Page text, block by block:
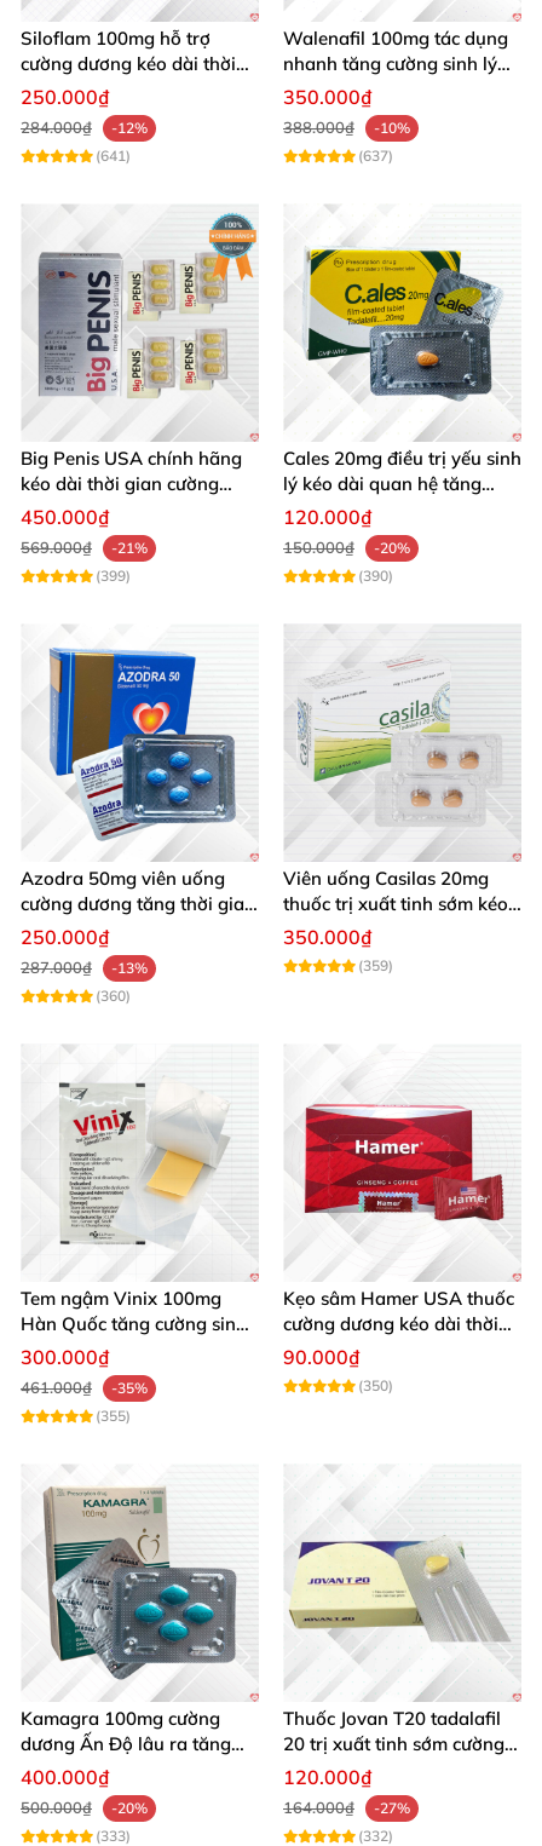
Siloflam 100mg hỗ trợ
cường dương kéo dài thời
gian xuất tinh sớm Nam giới
250.000₫
284.000₫
-12%
(641)
Walenafil 100mg tác dụng
nhanh tăng cường sinh lý
chống xuất tinh sớm
350.000₫
388.000₫
-10%
(637)
Big Penis USA chính hãng
kéo dài thời gian cường
dương chống xuất tinh sớm
hộp 12 viên
450.000₫
569.000₫
-21%
(399)
Cales 20mg điều trị yếu sinh
lý kéo dài quan hệ tăng
cường cương dương
120.000₫
150.000₫
-20%
(390)
Azodra 50mg viên uống
cường dương tăng thời gian
quan hệ an toàn
250.000₫
287.000₫
-13%
(360)
Viên uống Casilas 20mg
thuốc trị xuất tinh sớm kéo
dài thời gian quan hệ
350.000₫
(359)
Tem ngậm Vinix 100mg
Hàn Quốc tăng cường sinh
lý kéo dài quan hệ
300.000₫
461.000₫
-35%
(355)
Kẹo sâm Hamer USA thuốc
cường dương kéo dài thời
gian ông ngậm bà khen
90.000₫
(350)
Kamagra 100mg cường
dương Ấn Độ lâu ra tăng
cường sinh lý nam
400.000₫
500.000₫
-20%
(333)
Thuốc Jovan T20 tadalafil
20 trị xuất tinh sớm cường
dương tăng sinh lý nam
120.000₫
164.000₫
-27%
(332)